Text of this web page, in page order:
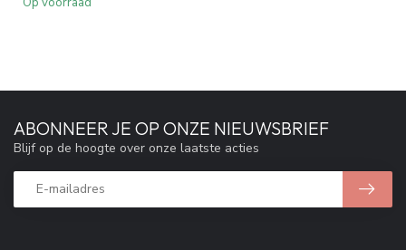
ABONNEER JE OP ONZE NIEUWSBRIEF
Blijf op de hoogte over onze laatste acties